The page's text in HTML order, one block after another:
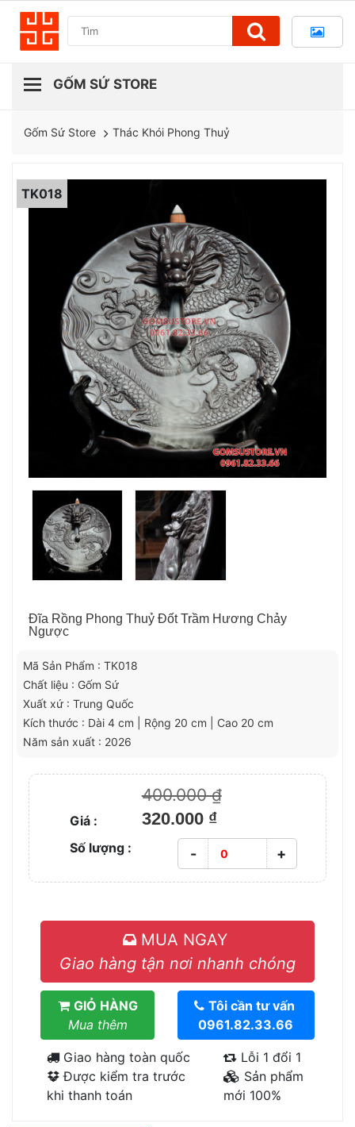
Gốm Sứ Store Thác Khói Phong Thuỷ
TK018
Đĩa Rồng Phong Thuỷ Đốt Trầm Hương Chảy
Ngược
Mã Sản Phẩm : TK018
Chất liệu : Gốm Sứ
Xuất xứ : Trung Quốc
Kích thước : Dài 4 cm | Rộng 20 cm | Cao 20 cm
Năm sản xuất : 2026
400.000 ₫
Giá : 320.000 ₫
Số lượng : - +
MUA NGAY
Giao hàng tận nơi nhanh chóng
GIỎ HÀNG
Mua thêm
Tôi cần tư vấn
0961.82.33.66
Giao hàng toàn quốc
Được kiểm tra trước
khi thanh toán
Lỗi 1 đổi 1
Sản phẩm
mới 100%